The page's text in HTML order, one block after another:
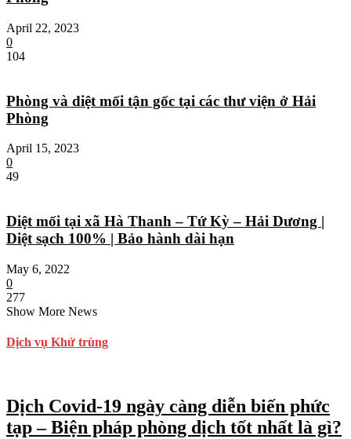
April 22, 2023
0
104
Phòng và diệt mối tận gốc tại các thư viện ở Hải
Phòng
April 15, 2023
0
49
Diệt mối tại xã Hà Thanh – Tứ Kỳ – Hải Dương |
Diệt sạch 100% | Bảo hành dài hạn
May 6, 2022
0
277
Show More News
Dịch vụ Khử trùng
Dịch Covid-19 ngày càng diễn biến phức
tạp – Biện pháp phòng dịch tốt nhất là gì?